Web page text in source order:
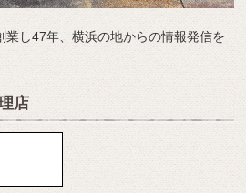
業し47年、横浜の地からの情報発信を
店